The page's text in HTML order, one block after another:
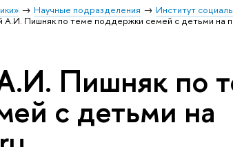
Научные подразделения Институт
А.И. Пишняк по теме поддержки семей с детьми на
Пишняк по
с детьми на